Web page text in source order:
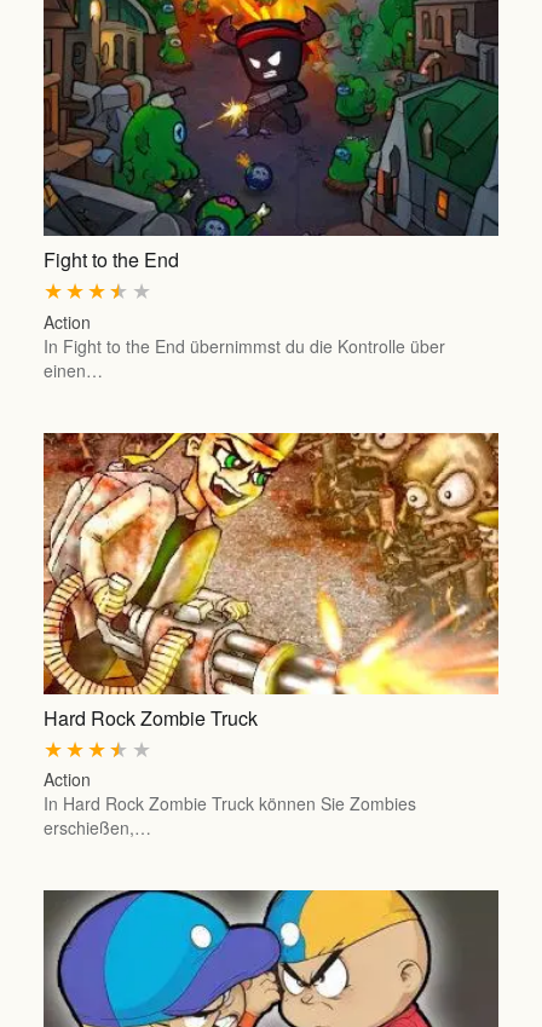
Fight to the End
★
★
★
★
★
Action
In Fight to the End übernimmst du die Kontrolle über
einen…
Hard Rock Zombie Truck
★
★
★
★
★
Action
In Hard Rock Zombie Truck können Sie Zombies
erschießen,…